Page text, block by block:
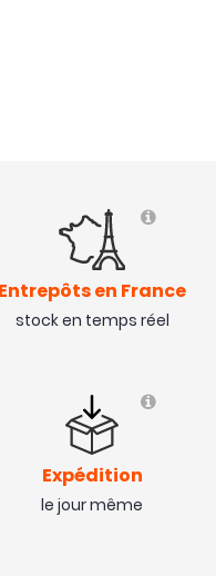
Entrepôts en France
stock en temps réel
Expédition
le jour même